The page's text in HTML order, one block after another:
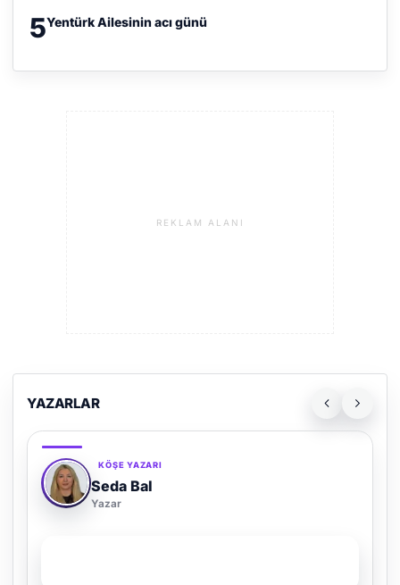
5Yentürk Ailesinin acı günü
REKLAM ALANI
YAZARLAR
KÖŞE YAZARI
Seda Bal
Yazar